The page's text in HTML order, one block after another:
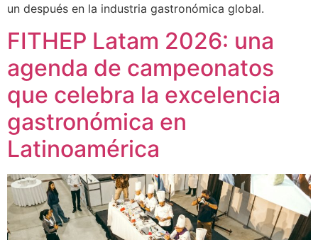
un después en la industria gastronómica global.
FITHEP Latam 2026: una
agenda de campeonatos
que celebra la excelencia
gastronómica en
Latinoamérica